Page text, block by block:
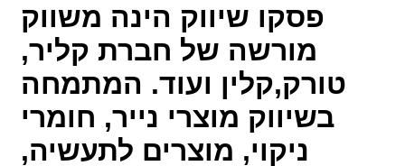
פסקו שיווק הינה משווק
מורשה של חברת קליר,
טורק,קלין ועוד. המתמחה
בשיווק מוצרי נייר, חומרי
ניקוי, מוצרים לתעשיה,